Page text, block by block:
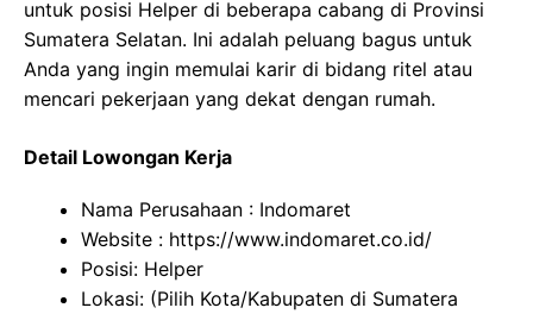
untuk posisi Helper di beberapa cabang di Provinsi
Sumatera Selatan. Ini adalah peluang bagus untuk
Anda yang ingin memulai karir di bidang ritel atau
mencari pekerjaan yang dekat dengan rumah.
Detail Lowongan Kerja
Nama Perusahaan : Indomaret
Website : https://www.indomaret.co.id/
Posisi: Helper
Lokasi: (Pilih Kota/Kabupaten di Sumatera